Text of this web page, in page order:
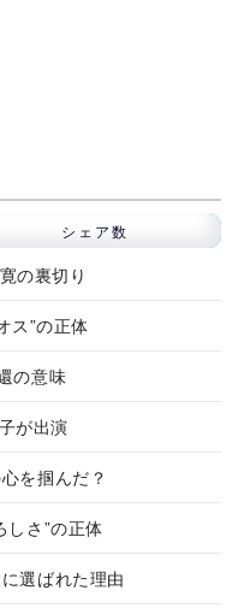
シェア数
の裏切り
ス”の正体
の意味
が出演
を掴んだ？
しさ”の正体
選ばれた理由